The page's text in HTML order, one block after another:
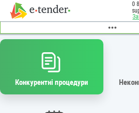
0
Конкурентні процедури